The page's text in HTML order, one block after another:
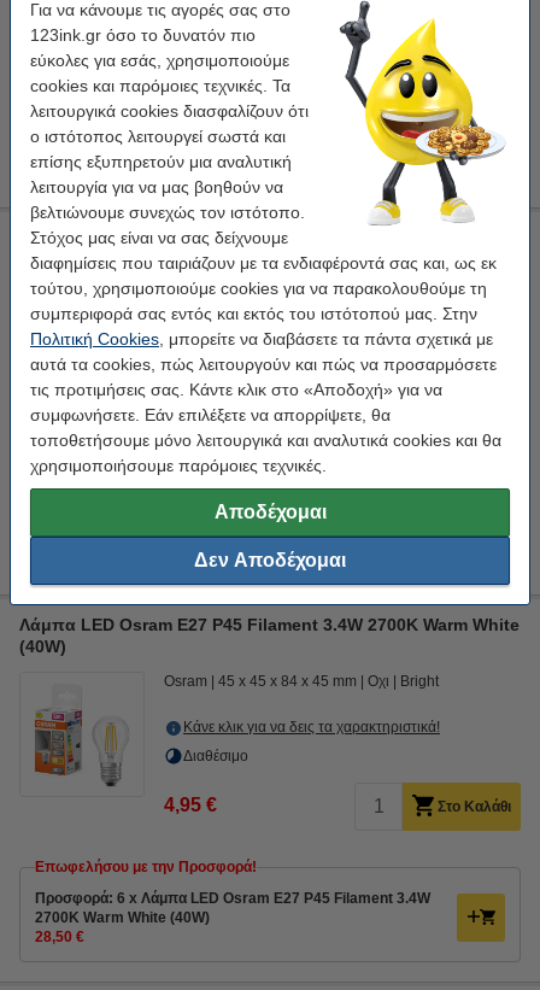
Για να κάνουμε τις αγορές σας στο
123ink.gr όσο το δυνατόν πιο
εύκολες για εσάς, χρησιμοποιούμε
cookies και παρόμοιες τεχνικές. Τα
λειτουργικά cookies διασφαλίζουν ότι
ο ιστότοπος λειτουργεί σωστά και
επίσης εξυπηρετούν μια αναλυτική
λειτουργία για να μας βοηθούν να
βελτιώνουμε συνεχώς τον ιστότοπο.
Στόχος μας είναι να σας δείχνουμε
διαφημίσεις που ταιριάζουν με τα ενδιαφέροντά σας και, ως εκ
τούτου, χρησιμοποιούμε cookies για να παρακολουθούμε τη
συμπεριφορά σας εντός και εκτός του ιστότοπού μας. Στην
Πολιτική Cookies , μπορείτε να διαβάσετε τα πάντα σχετικά με
αυτά τα cookies, πώς λειτουργούν και πώς να προσαρμόσετε
τις προτιμήσεις σας. Κάντε κλικ στο «Αποδοχή» για να
συμφωνήσετε. Εάν επιλέξετε να απορρίψετε, θα
τοποθετήσουμε μόνο λειτουργικά και αναλυτικά cookies και θα
χρησιμοποιήσουμε παρόμοιες τεχνικές.
Αποδέχομαι
Δεν Αποδέχομαι
4,50 €
Επωφελήσου με την Προσφορά!
Προσφορά: Λάμπα LED Osram E27 P45 Filament 4000K
1.8W Neutral White (25W) 6Τεμ
25,50 €
Λάμπα LED Philips E27 Filament 2700K 470lm 4.3W Warm
White
Philips Οχι Bright 80 x 45 mm
Κάνε κλικ για να δεις τα χαρακτηριστικά!
Διαθέσιμο
2,95 €
Επωφελήσου με την Προσφορά!
Προσφορά: Λάμπα LED Philips E27 Filament 2700K 470lm
Λάμπα LED Osram E27 P45 Filament 3.4W 2700K Warm White
(40W)
Osram 45 x 45 x 84 x 45 mm Οχι Bright
Κάνε κλικ για να δεις τα χαρακτηριστικά!
Διαθέσιμο
4,95 € Στο Καλάθι
Επωφελήσου με την Προσφορά!
Προσφορά: 6 x Λάμπα LED Osram E27 P45 Filament 3.4W
2700K Warm White (40W)
28,50 €